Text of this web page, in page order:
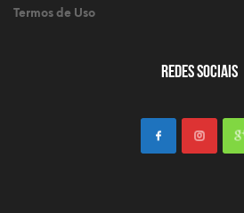
Termos de Uso
Redes Sociais